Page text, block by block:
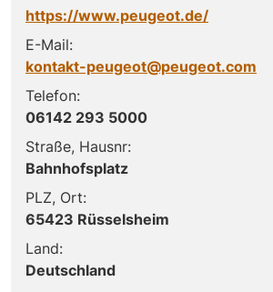
https://www.peugeot.de/
E-Mail:
kontakt-peugeot@peugeot.com
Telefon:
06142 293 5000
Straße, Hausnr:
Bahnhofsplatz
PLZ, Ort:
65423 Rüsselsheim
Land:
Deutschland